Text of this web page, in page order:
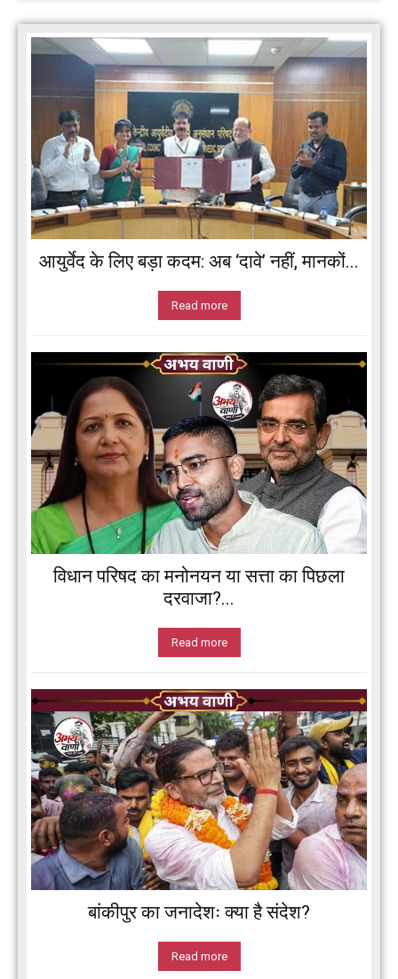
आयुर्वेद के लिए बड़ा कदम: अब ‘दावे’ नहीं, मानकों...
Read more
विधान परिषद का मनोनयन या सत्ता का पिछला
दरवाजा?...
Read more
बांकीपुर का जनादेशः क्या है संदेश?
Read more